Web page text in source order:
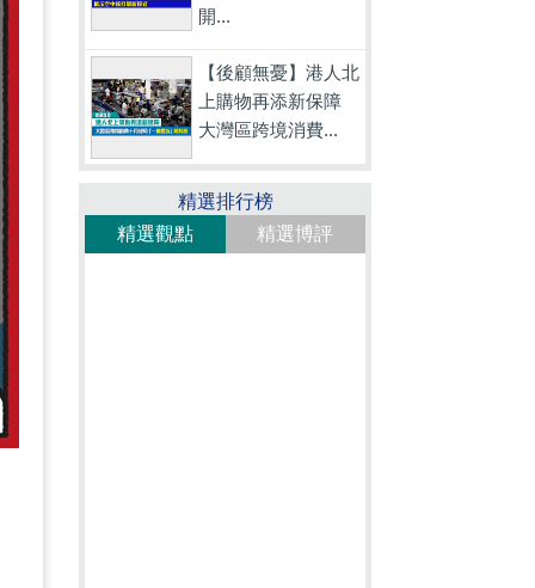
開...
【後顧無憂】港人北
上購物再添新保障
大灣區跨境消費...
精選排行榜
精選觀點
精選博評